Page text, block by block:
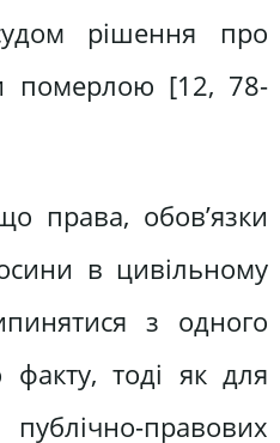
рішення про
померлою [12, 78-
права, обов’язки
в цивільному
з одного
тоді як для
правових